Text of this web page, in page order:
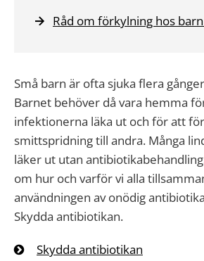
Råd om förkylning hos
Små barn är ofta sjuka flera
Barnet behöver då vara hemma
infektionerna läka ut och för att
smittspridning till andra. Många
läker ut utan
om hur och varför vi alla
användningen avonödig antibiotika
Skydda antibiotikan.
Skydda antibiotikan